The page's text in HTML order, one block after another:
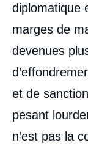
diplomatique
marges de
devenues
et de
pesant
n’est pas la